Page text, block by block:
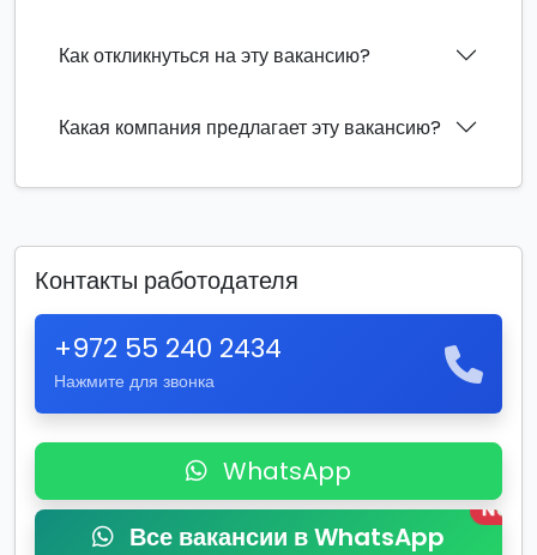
Как откликнуться на эту вакансию?
Какая компания предлагает эту вакансию?
Контакты работодателя
+972 55 240 2434
Нажмите для звонка
WhatsApp
Все вакансии в WhatsApp
New